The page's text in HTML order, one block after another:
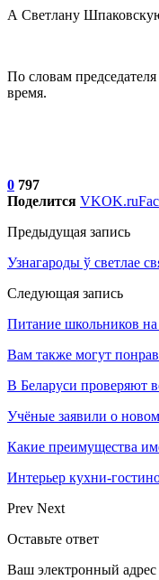
А Светлану
По словам
время.
0 797
Поделится VKOK.ru
Предыдущая запись
Узнагароды ў светлае
Следующая запись
Питание школьников на
Вам также могут
В Беларуси проверяют
Учёные заявили о
Какие преимущества
Интерьер кухни-
Prev Next
Оставьте ответ
Ваш электронный адрес